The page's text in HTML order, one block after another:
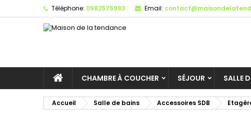
Téléphone: 0982575993 Email:
CHAMBRE À COUCHER SÉJOUR SALLE
Accueil Salle de bains Accessoires SDB